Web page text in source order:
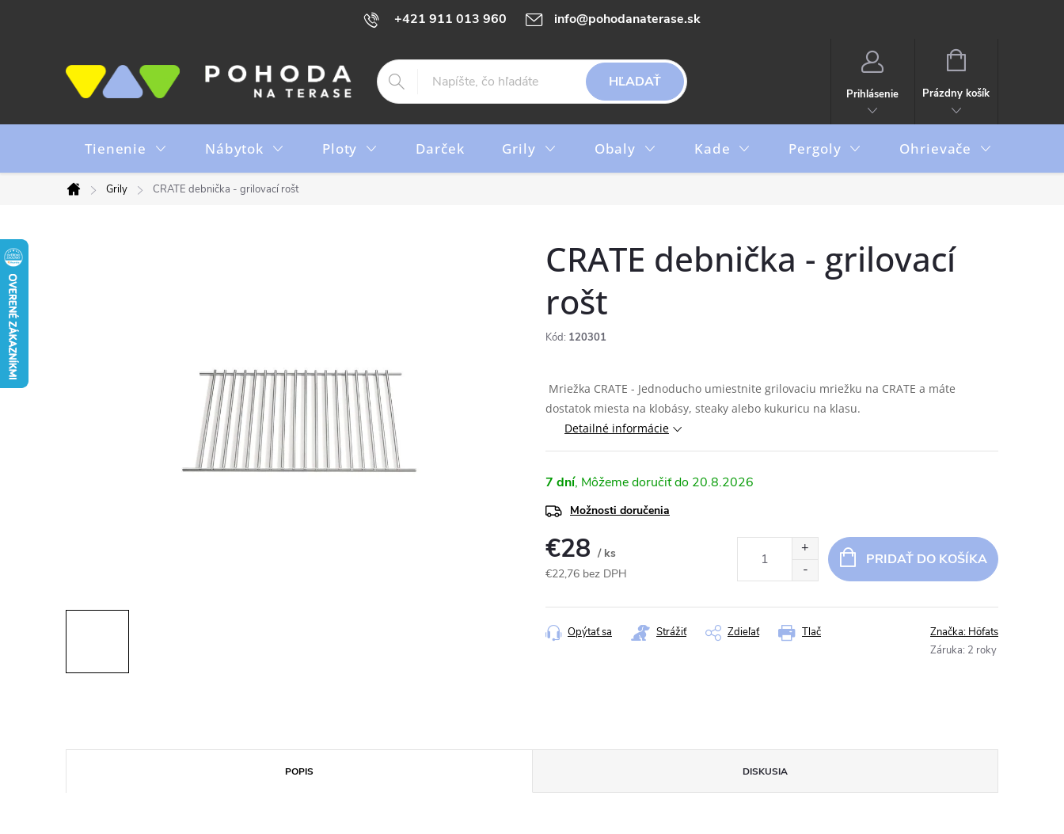
+421 911 013 960 info@pohodanaterase.sk
HĽADAŤ
Prihlásenie
NÁKUPNÝ
Prázdny košík
Tienenie Nábytok Ploty Darček Grily Obaly Kade Pergoly Ohrievače
Domov
Grily CRATE debnička - grilovací rošt
CRATE debnička - grilovací
rošt
Kód: 120301
Mriežka CRATE - Jednoducho umiestnite grilovaciu mriežku na CRATE a máte
dostatok miesta na klobásy, steaky alebo kukuricu na klasu.
Detailné informácie
7 dní 20.8.2026
Možnosti doručenia
€28 / ks
€22,76 bez DPH
cena:
PRIDAŤ DO KOŠÍKA
Tlač
Opýtať sa Strážiť Zdieľať Značka: Höfats
Záruka: 2 roky
POPIS DISKUSIA